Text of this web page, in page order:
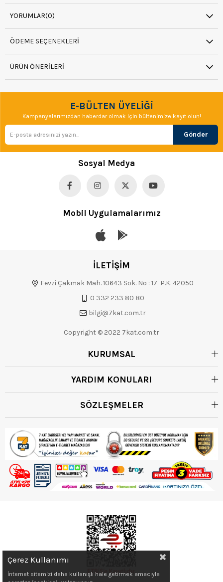
YORUMLAR(0)
ÖDEME SEÇENEKLERI
ÜRÜN ÖNERILERI
E-BÜLTEN ÜYELİĞİ
Kampanyalarımızdan haberdar olmak için bültenimize kayıt olun!
Gönder
Sosyal Medya
Mobil Uygulamalarımız
İLETİŞİM
Fevzi Çakmak Mah. 10643 Sok. No : 17 P.K. 42050
0 332 233 80 80
bilgi@7kat.com.tr
Copyright © 2022 7kat.com.tr
KURUMSAL
YARDIM KONULARI
SÖZLEŞMELER
Çerez Kullanımı
İnternet sitemizi daha kullanışlı hale getirmek amacıyla